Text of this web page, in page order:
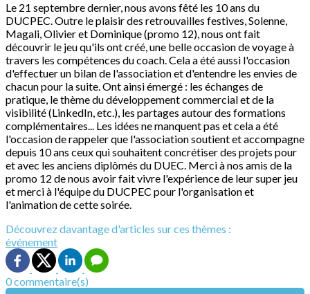
Le 21 septembre dernier, nous avons fêté les 10 ans du
DUCPEC. Outre le plaisir des retrouvailles festives, Solenne,
Magali, Olivier et Dominique (promo 12), nous ont fait
découvrir le jeu qu'ils ont créé, une belle occasion de voyage à
travers les compétences du coach. Cela a été aussi l'occasion
d'effectuer un bilan de l'association et d'entendre les envies de
chacun pour la suite. Ont ainsi émergé : les échanges de
pratique, le thème du développement commercial et de la
visibilité (LinkedIn, etc.), les partages autour des formations
complémentaires... Les idées ne manquent pas et cela a été
l'occasion de rappeler que l'association soutient et accompagne
depuis 10 ans ceux qui souhaitent concrétiser des projets pour
et avec les anciens diplômés du DUEC. Merci à nos amis de la
promo 12 de nous avoir fait vivre l'expérience de leur super jeu
et merci à l'équipe du DUCPEC pour l'organisation et
l'animation de cette soirée.
Découvrez davantage d'articles sur ces thèmes :
événement
0 commentaire(s)